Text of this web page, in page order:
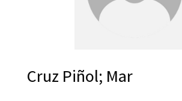
Cruz Piñol; Mar